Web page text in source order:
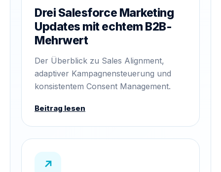
Drei Salesforce Marketing
Updates mit echtem B2B-
Mehrwert
Der Überblick zu Sales Alignment,
adaptiver Kampagnensteuerung und
konsistentem Consent Management.
Beitrag lesen
↗